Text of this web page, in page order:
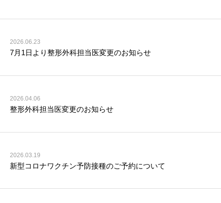
2026.06.23
7月1日より整形外科担当医変更のお知らせ
2026.04.06
整形外科担当医変更のお知らせ
2026.03.19
新型コロナワクチン予防接種のご予約について